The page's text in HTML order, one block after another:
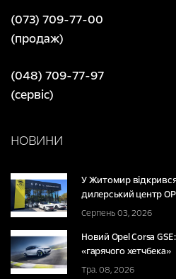
(073) 709-77-00
(продаж)
(048) 709-77-97
(сервіс)
НОВИНИ
У Житомир
дилерський центр
Серпень 03, 2026
Новий Opel Corsa
«гарячого хетчбека»
Тра. 08, 2026